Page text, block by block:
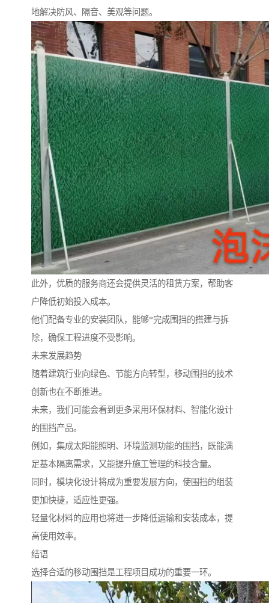
地解决防风、隔音、美观等问题。
此外，优质的服务商还会提供灵活的租赁方案，帮助客
户降低初始投入成本。
他们配备专业的安装团队，能够*完成围挡的搭建与拆
除，确保工程进度不受影响。
未来发展趋势
随着建筑行业向绿色、节能方向转型，移动围挡的技术
创新也在不断推进。
未来，我们可能会看到更多采用环保材料、智能化设计
的围挡产品。
例如，集成太阳能照明、环境监测功能的围挡，既能满
足基本隔离需求，又能提升施工管理的科技含量。
同时，模块化设计将成为重要发展方向，使围挡的组装
更加快捷，适应性更强。
轻量化材料的应用也将进一步降低运输和安装成本，提
高使用效率。
结语
选择合适的移动围挡是工程项目成功的重要一环。